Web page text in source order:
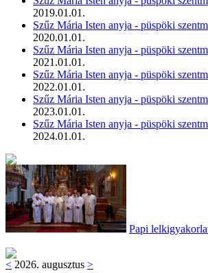
2019.01.01.
Szűz Mária Isten anyja - püspöki
2020.01.01.
Szűz Mária Isten anyja - püspöki
2021.01.01.
Szűz Mária Isten anyja - püspöki
2022.01.01.
Szűz Mária Isten anyja - püspöki
2023.01.01.
Szűz Mária Isten anyja - püspöki
2024.01.01.
Papi
< 2026. augusztus >